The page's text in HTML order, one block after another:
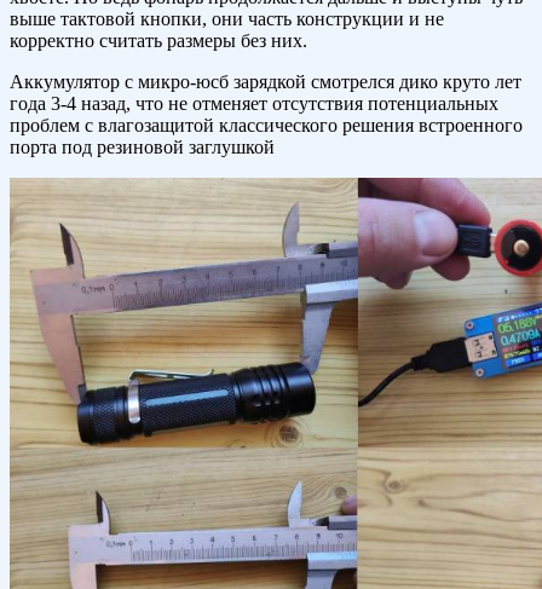
выше тактовой кнопки, они часть конструкции и не
корректно считать размеры без них.
Аккумулятор с микро-юсб зарядкой смотрелся дико круто лет
года 3-4 назад, что не отменяет отсутствия потенциальных
проблем с влагозащитой классического решения встроенного
порта под резиновой заглушкой